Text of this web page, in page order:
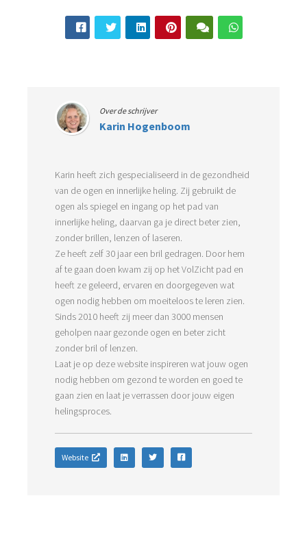
Over de schrijver
Karin Hogenboom
Karin heeft zich gespecialiseerd in de gezondheid
van de ogen en innerlijke heling. Zij gebruikt de
ogen als spiegel en ingang op het pad van
innerlijke heling, daarvan ga je direct beter zien,
zonder brillen, lenzen of laseren.
Ze heeft zelf 30 jaar een bril gedragen. Door hem
af te gaan doen kwam zij op het VolZicht pad en
heeft ze geleerd, ervaren en doorgegeven wat
ogen nodig hebben om moeiteloos te leren zien.
Sinds 2010 heeft zij meer dan 3000 mensen
geholpen naar gezonde ogen en beter zicht
zonder bril of lenzen.
Laat je op deze website inspireren wat jouw ogen
nodig hebben om gezond te worden en goed te
gaan zien en laat je verrassen door jouw eigen
Website